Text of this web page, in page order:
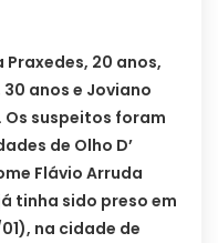
20 anos,
anos e Joviano
Os suspeitos foram
de Olho D’
Flávio Arruda
tinha sido preso em
na cidade de